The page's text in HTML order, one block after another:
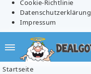
Cookie-Richtlinie
Datenschutzerklärung
Impressum
Startseite